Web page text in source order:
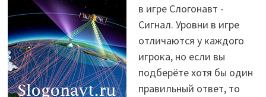
в игре Слогонавт -
Сигнал. Уровни в игре
отличаются у каждого
игрока, но если вы
подберёте хотя бы один
правильный ответ, то